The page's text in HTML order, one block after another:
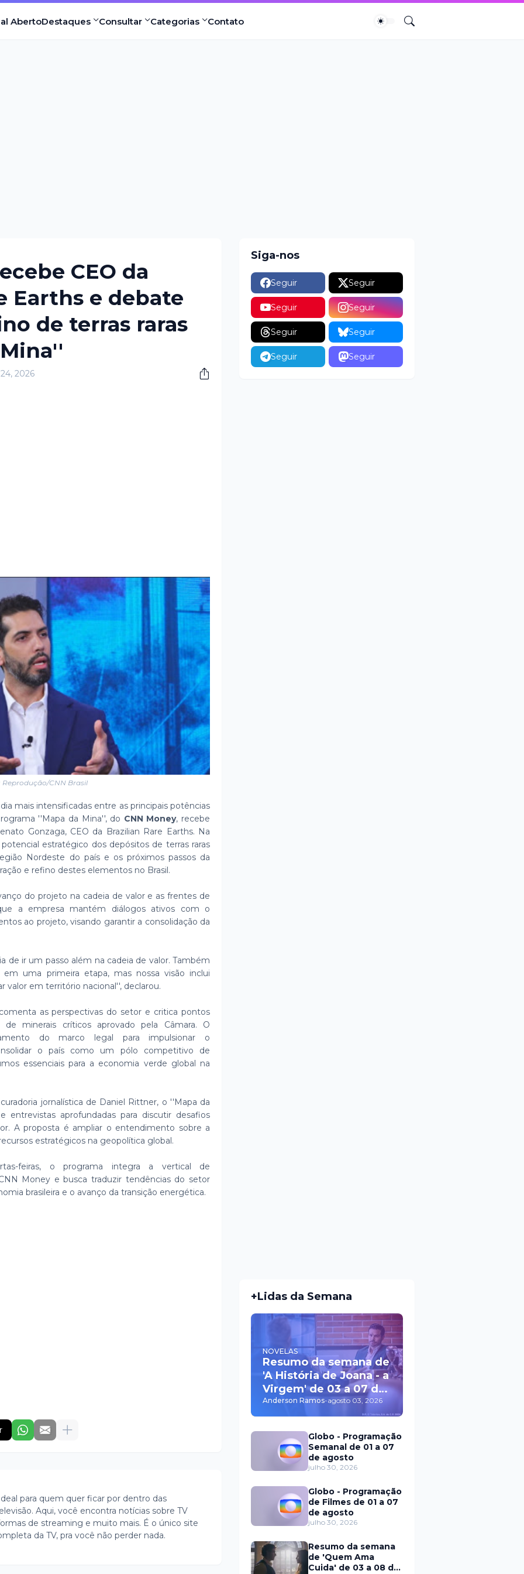
AbertoDestaques Consultar Categorias Contato
CEO da
Earths e debate
de terras raras
2026
Reprodução/CNN Brasil
mais intensificadas entre as principais potências
''Mapa da Mina'', do CNN Money, recebe
Gonzaga, CEO da Brazilian Rare Earths. Na
estratégico dos depósitos de terras raras
Nordeste do país e os próximos passos da
e refino destes elementos no Brasil.
do projeto na cadeia de valor e as frentes de
a empresa mantém diálogos ativos com o
ao projeto, visando garantir a consolidação da
de ir um passo além na cadeia de valor. Também
uma primeira etapa, mas nossa visão inclui
valor em território nacional'', declarou.
as perspectivas do setor e critica pontos
minerais críticos aprovado pela Câmara. O
do marco legal para impulsionar o
o país como um pólo competitivo de
essenciais para a economia verde global na
jornalística de Daniel Rittner, o ''Mapa da
aprofundadas para discutir desafios
A proposta é ampliar o entendimento sobre a
estratégicos na geopolítica global.
feiras, o programa integra a vertical de
Money e busca traduzir tendências do setor
brasileira e o avanço da transição energética.
para quem quer ficar por dentro das
Aqui, você encontra notícias sobre TV
de streaming e muito mais. É o único site
da TV, pra você não perder nada.
Siga-nos
Seguir Seguir
Seguir Seguir
Seguir Seguir
Seguir Seguir
+Lidas da Semana
NOVELAS
Resumo da semana de
'A História de Joana - a
Virgem' de 03 a 07 de
agosto
Anderson Ramos-agosto 03, 2026
Globo - Programação
Semanal de 01 a 07
de agosto
julho 30, 2026
Globo - Programação
de Filmes de 01 a 07
de agosto
julho 30, 2026
Resumo da semana
de 'Quem Ama
Cuida' de 03 a 08 de